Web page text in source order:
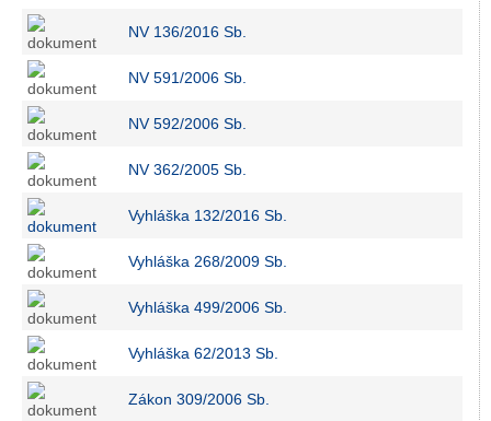
NV 136/2016 Sb.
NV 591/2006 Sb.
NV 592/2006 Sb.
NV 362/2005 Sb.
Vyhláška 132/2016 Sb.
Vyhláška 268/2009 Sb.
Vyhláška 499/2006 Sb.
Vyhláška 62/2013 Sb.
Zákon 309/2006 Sb.